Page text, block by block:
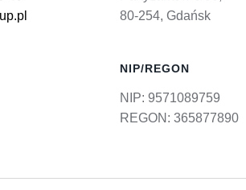
80-254, Gdańsk
NIP/REGON
NIP: 9571089759
REGON: 365877890